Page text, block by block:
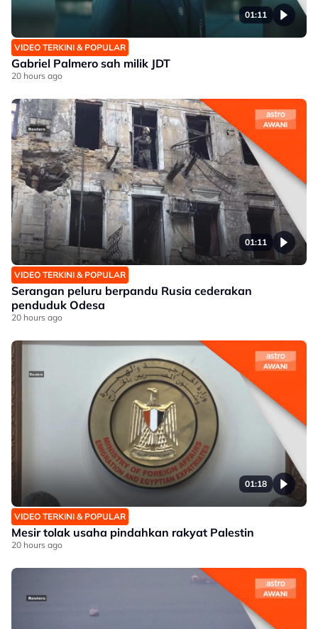
01:11
VIDEO TERKINI & POPULAR
Gabriel Palmero sah milik JDT
20 hours ago
01:11
VIDEO TERKINI & POPULAR
Serangan peluru berpandu Rusia cederakan
penduduk Odesa
20 hours ago
01:18
VIDEO TERKINI & POPULAR
Mesir tolak usaha pindahkan rakyat Palestin
20 hours ago